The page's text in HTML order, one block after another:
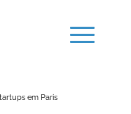
em Paris